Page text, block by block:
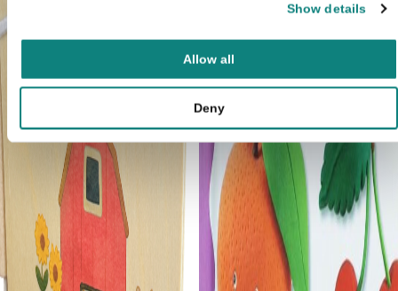
Show details
Allow all
Deny